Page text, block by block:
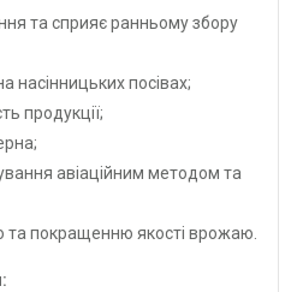
та сприяє ранньому збору
насінницьких посівах;
продукції;
авіаційним методом та
та покращенню якості врожаю.